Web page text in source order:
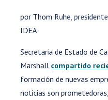
por Thom Ruhe,
IDEA
Secretaria de Estado de
Marshall compartido
formación de nuevas
noticias son